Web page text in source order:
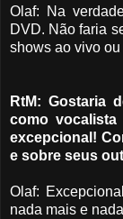
Olaf: Na
DVD. Não faria
shows ao vivo
RtM: Gostaria
como
excepcional!
e sobre seus
Olaf:
nada mais e